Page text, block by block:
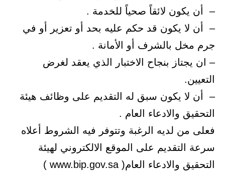
– أن يكون لائقاً صحياً للخدمة .
– أن لا يكون قد حكم عليه بحد أو تعزير أو في
جرم مخل بالشرف أو الأمانة .
– ان يجتاز بنجاح الاختبار الذي يعقد لغرض
التعيين.
– أن لا يكون سبق له التقديم على وظائف هيئة
التحقيق والادعاء العام .
فعلى من لديه الرغبة وتتوفر فيه الشروط أعلاه
سرعة التقديم على الموقع الالكتروني لهيئة
التحقيق والادعاء العام( www.bip.gov.sa )